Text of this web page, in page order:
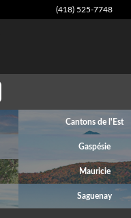
(418) 525-7748
Cantons de l'Est
Gaspésie
Mauricie
Saguenay